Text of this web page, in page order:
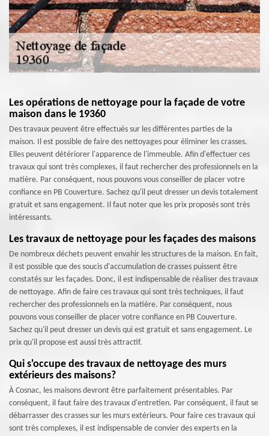
Les opérations de nettoyage pour la façade de votre
maison dans le 19360
Des travaux peuvent être effectués sur les différentes parties de la
maison. Il est possible de faire des nettoyages pour éliminer les crasses.
Elles peuvent détériorer l'apparence de l'immeuble. Afin d'effectuer ces
travaux qui sont très complexes, il faut rechercher des professionnels en la
matière. Par conséquent, nous pouvons vous conseiller de placer votre
confiance en PB Couverture. Sachez qu'il peut dresser un devis totalement
gratuit et sans engagement. Il faut noter que les prix proposés sont très
intéressants.
Les travaux de nettoyage pour les façades des maisons
De nombreux déchets peuvent envahir les structures de la maison. En fait,
il est possible que des soucis d'accumulation de crasses puissent être
constatés sur les façades. Donc, il est indispensable de réaliser des travaux
de nettoyage. Afin de faire ces travaux qui sont très techniques, il faut
rechercher des professionnels en la matière. Par conséquent, nous
pouvons vous conseiller de placer votre confiance en PB Couverture.
Sachez qu'il peut dresser un devis qui est gratuit et sans engagement. Le
prix qu'il propose est aussi très attractif.
Qui s'occupe des travaux de nettoyage des murs
extérieurs des maisons?
À Cosnac, les maisons devront être parfaitement présentables. Par
conséquent, il faut faire des travaux d'entretien. Par conséquent, il faut se
débarrasser des crasses sur les murs extérieurs. Pour faire ces travaux qui
sont très complexes, il est indispensable de convier des experts en la